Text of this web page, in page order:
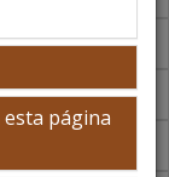
página